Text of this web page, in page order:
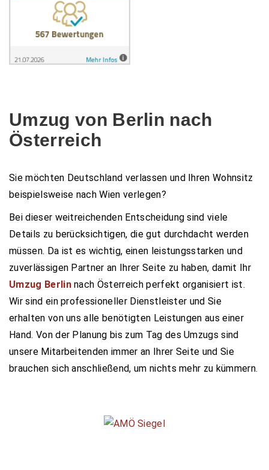
Umzug von Berlin nach
Österreich
Sie möchten Deutschland verlassen und Ihren Wohnsitz
beispielsweise nach Wien verlegen?
Bei dieser weitreichenden Entscheidung sind viele
Details zu berücksichtigen, die gut durchdacht werden
müssen. Da ist es wichtig, einen leistungsstarken und
zuverlässigen Partner an Ihrer Seite zu haben, damit Ihr
Umzug Berlinnach Österreich perfekt organisiert ist.
Wir sind ein professioneller Dienstleister und Sie
erhalten von uns alle benötigten Leistungen aus einer
Hand. Von der Planung bis zum Tag des Umzugs sind
unsere Mitarbeitenden immer an Ihrer Seite und Sie
brauchen sich anschließend, um nichts mehr zu kümmern.